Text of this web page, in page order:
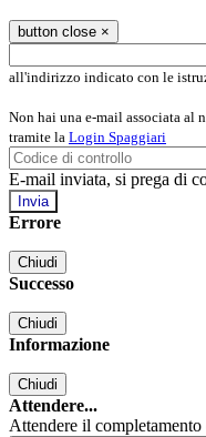
button close ×
all'indirizzo indicato con le
Non hai una e-mail associata al
tramite la Login Spaggiari
E-mail inviata, si prega di
Errore
Chiudi
Successo
Chiudi
Informazione
Chiudi
Attendere...
Attendere il